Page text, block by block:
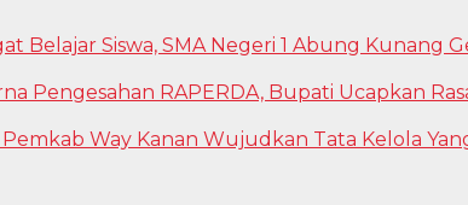
Belajar Siswa, SMA Negeri 1 Abung Kunang
Pengesahan RAPERDA, Bupati Ucapkan
Way Kanan Wujudkan Tata Kelola